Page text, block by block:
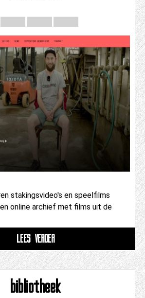
stakingsvideo's en speelfilms
online archief met films uit de
LEES VERDER
bibliotheek